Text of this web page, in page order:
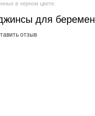
в черном цвете.
для
отзыв